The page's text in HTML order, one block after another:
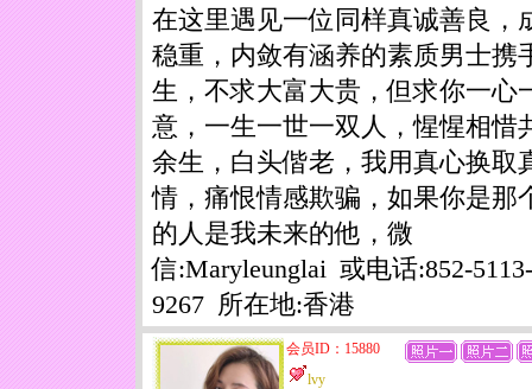
在这里遇见一位同样真诚善良，
稳重，内敛有涵养的素质男士携
生，不求大富大贵，但求你一心
意，一生一世一双人，惺惺相惜
余生，白头偕老，我用真心换取
情，痛恨情感欺骗，如果你是那
的人是我未来的他，微
信:Maryleunglai 或电话:852-5113-
9267 所在地:香港
会员ID：15880
lvy